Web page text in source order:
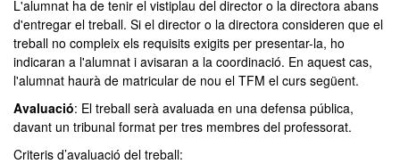
L'alumnat ha de tenir el vistiplau del director o la directora abans
d'entregar el treball. Si el director o la directora consideren que el
treball no compleix els requisits exigits per presentar-la, ho
indicaran a l'alumnat i avisaran a la coordinació. En aquest cas,
l'alumnat haurà de matricular de nou el TFM el curs següent.
Avaluació: El treball serà avaluada en una defensa pública,
davant un tribunal format per tres membres del professorat.
Criteris d’avaluació del treball: